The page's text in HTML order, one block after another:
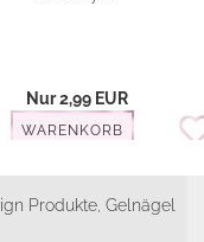
Nur 2,99 EUR
WARENKORB
Produkte, Gelnägel